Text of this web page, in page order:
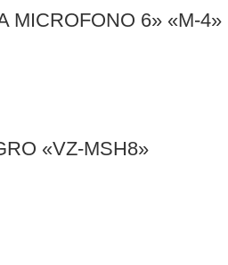
MICROFONO 6» «M-4»
«VZ-MSH8»